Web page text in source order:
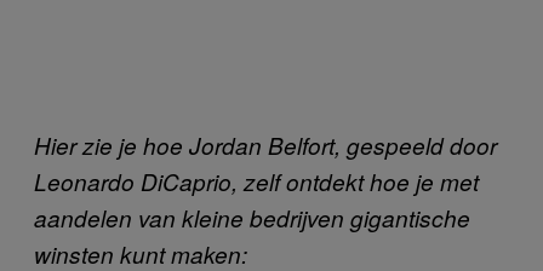
Hier zie je hoe Jordan Belfort, gespeeld door
Leonardo DiCaprio, zelf ontdekt hoe je met
aandelen van kleine bedrijven gigantische
winsten kunt maken: